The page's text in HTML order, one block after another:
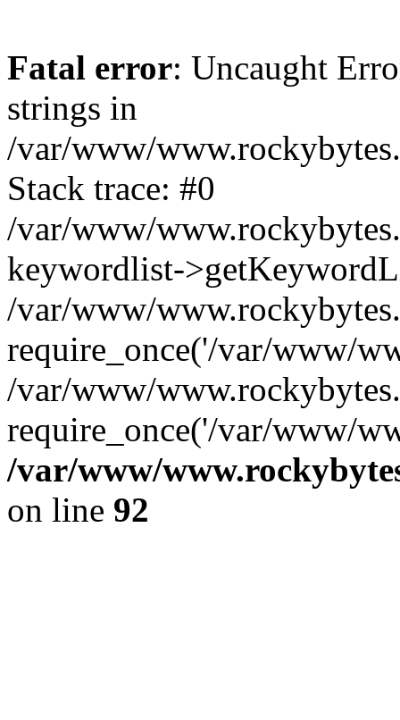
Fatal error: Uncaught
strings in
/var/www/
Stack trace: #0
/var/www/
keywordlist-
/var/www/
require_once('/var/www/
/var/www/
require_once('/var/www/
/var/www/
on line 92